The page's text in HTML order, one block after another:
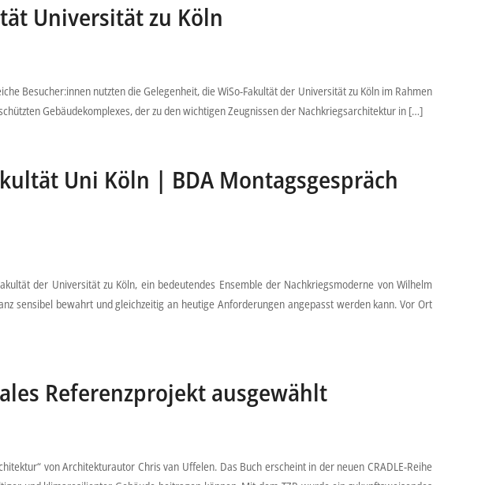
Universität zu Köln
Besucher:innen nutzten die Gelegenheit, die WiSo-Fakultät der Universität zu Köln im Rahmen
Gebäudekomplexes, der zu den wichtigen Zeugnissen der Nachkriegsarchitektur in […]
Uni Köln | BDA Montagsgespräch
der Universität zu Köln, ein bedeutendes Ensemble der Nachkriegsmoderne von Wilhelm
sensibel bewahrt und gleichzeitig an heutige Anforderungen angepasst werden kann. Vor Ort
Referenzprojekt ausgewählt
von Architekturautor Chris van Uffelen. Das Buch erscheint in der neuen CRADLE-Reihe